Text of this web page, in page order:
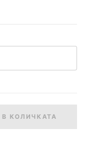
В КОЛИЧКАТА